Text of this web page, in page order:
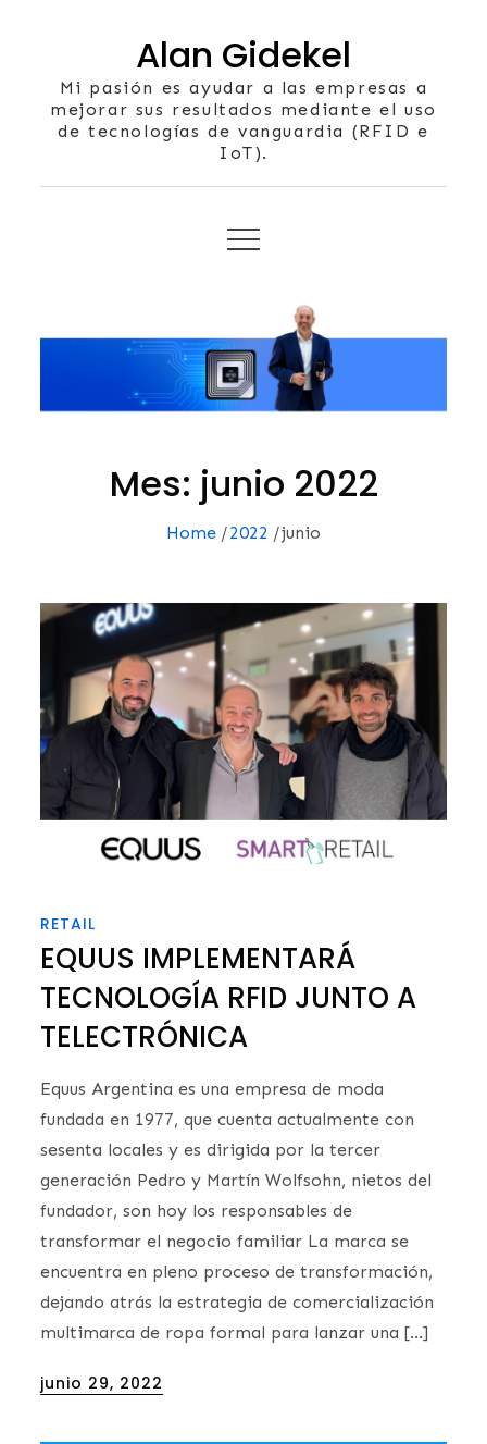
Alan Gidekel
Mi pasión es ayudar a las empresas a
mejorar sus resultados mediante el uso
de tecnologías de vanguardia (RFID e
IoT).
Mes: junio 2022
Home 2022 junio
RETAIL
EQUUS IMPLEMENTARÁ
TECNOLOGÍA RFID JUNTO A
TELECTRÓNICA
Equus Argentina es una empresa de moda
fundada en 1977, que cuenta actualmente con
sesenta locales y es dirigida por la tercer
generación Pedro y Martín Wolfsohn, nietos del
fundador, son hoy los responsables de
transformar el negocio familiar La marca se
encuentra en pleno proceso de transformación,
dejando atrás la estrategia de comercialización
multimarca de ropa formal para lanzar una […]
Posted
junio 29, 2022